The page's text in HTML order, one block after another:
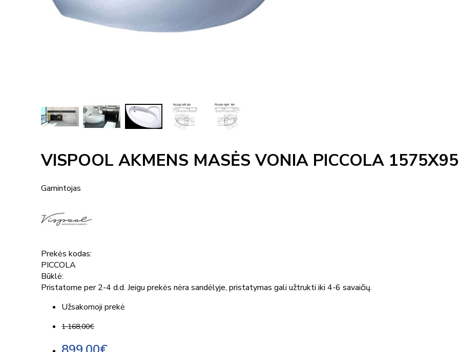
VISPOOL AKMENS MASĖS VONIA PICCOLA
Gamintojas
Prekės kodas:
PICCOLA
Būklė:
Pristatome per 2-4 d.d. Jeigu prekės nėra sandėlyje, pristatymas gali užtrukti iki 4-6 savaičių.
Užsakomoji prekė
1 168,00€